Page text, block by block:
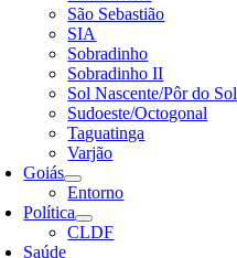
São Sebastião
SIA
Sobradinho
Sobradinho II
Sol Nascente/Pôr do Sol
Sudoeste/Octogonal
Taguatinga
Varjão
Goiás
Entorno
Política
CLDF
Saúde